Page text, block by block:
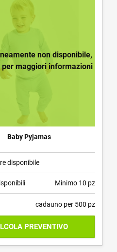
non disponibile,
per maggiori informazioni
Baby Pyjamas
disponibile
Minimo 10 pz
cadauno per 500 pz
PREVENTIVO